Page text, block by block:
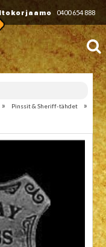
0400 654 888
» Pinssit & Sheriff-tähdet »